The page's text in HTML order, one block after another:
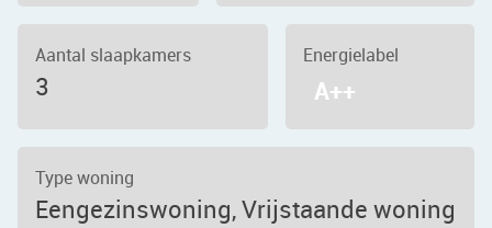
Aantal slaapkamers
3
Energielabel
A++
Type woning
Eengezinswoning, Vrijstaande woning